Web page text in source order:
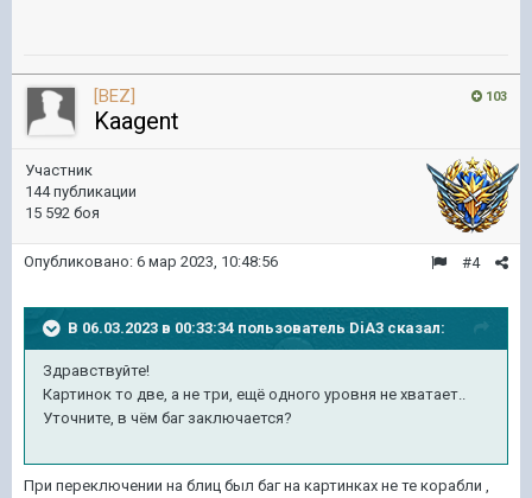
103
[BEZ]
Kaagent
Участник
144 публикации
15 592 боя
#4
Опубликовано: 6 мар 2023, 10:48:56
В 06.03.2023 в 00:33:34 пользователь DiA3 сказал:
Здравствуйте!
Картинок то две, а не три, ещё одного уровня не хватает..
Уточните, в чём баг заключается?
При переключении на блиц был баг на картинках не те корабли ,